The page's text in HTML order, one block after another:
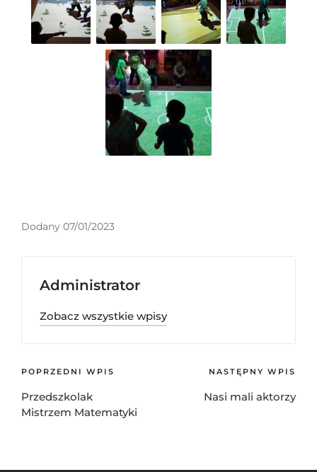
Dodany 07/01/2023
Administrator
Zobacz wszystkie wpisy
POPRZEDNI WPIS
Przedszkolak
Mistrzem Matematyki
NASTĘPNY WPIS
Nasi mali aktorzy